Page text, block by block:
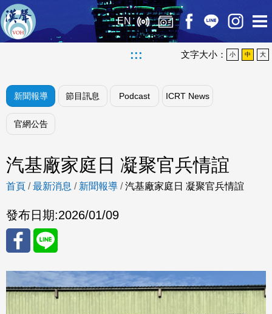
EN
::: 文字大小： 小 中 大
新聞報導 節目訊息 Podcast ICRT News
官網公告
汽基廠家庭日 凝聚官兵情誼
首頁 /最新消息 / 新聞報導 /汽基廠家庭日 凝聚官兵情誼
發布日期:2026/01/09
分享
至
分享
至